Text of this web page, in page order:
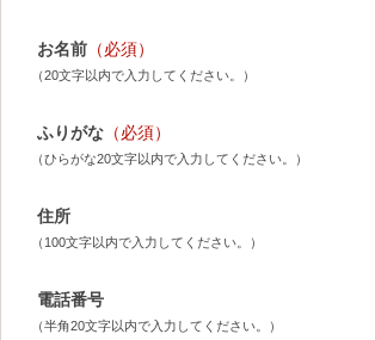
お名前 （必須）
（20文字以内で入力してください。）
ふりがな （必須）
（ひらがな20文字以内で入力してください。）
住所
（100文字以内で入力してください。）
電話番号
（半角20文字以内で入力してください。）